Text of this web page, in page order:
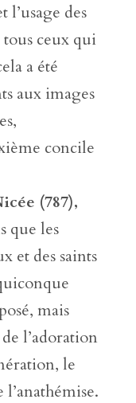
l’usage des
ceux qui
a été
aux images
concile
(787),
que les
et des saints
mais
l’adoration
le